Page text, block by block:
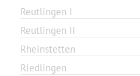
Reutlingen I
Reutlingen II
Rheinstetten
Riedlingen